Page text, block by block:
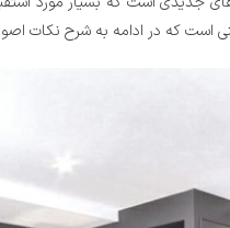
است که در ادامه به شرح نکات